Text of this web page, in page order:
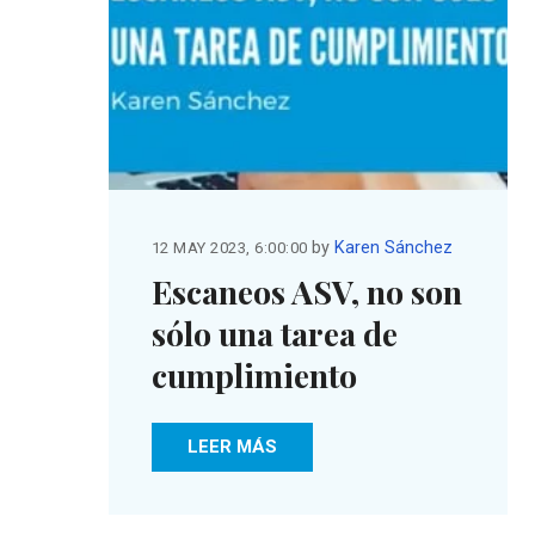
12 MAY 2023, 6:00:00 by Karen Sánchez
Escaneos ASV, no son
sólo una tarea de
cumplimiento
LEER MÁS